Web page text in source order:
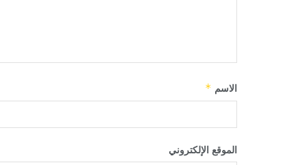
الاسم *
الموقع الإلكتروني